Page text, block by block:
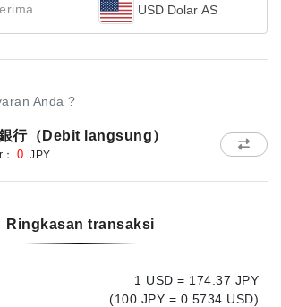
USD Dolar AS
Anda ?
行（Debit langsung）
0 JPY
Ringkasan transaksi
1 USD = 174.37 JPY
(100 JPY = 0.5734 USD)